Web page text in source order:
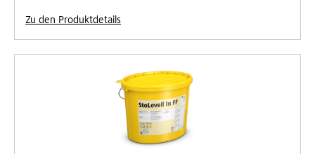
Zu den Produktdetails